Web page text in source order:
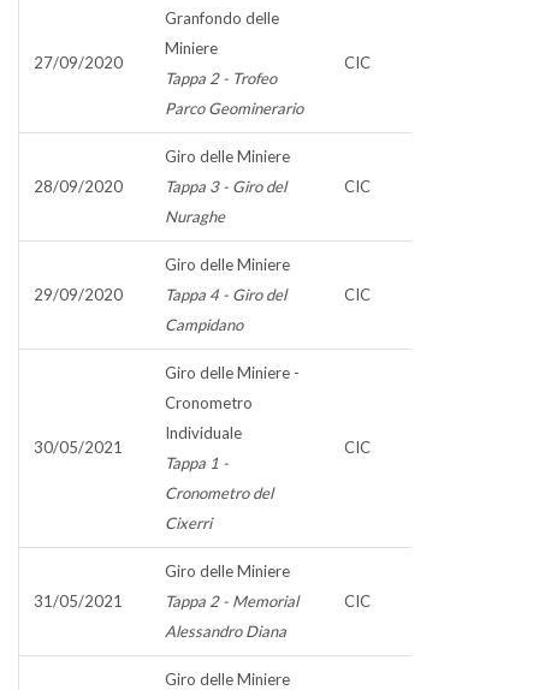
27/09/2020
Granfondo delle
Miniere
Tappa 2 - Trofeo
Parco Geominerario
CIC
28/09/2020
Giro delle Miniere
Tappa 3 - Giro del
Nuraghe
CIC
29/09/2020
Giro delle Miniere
Tappa 4 - Giro del
Campidano
CIC
30/05/2021
Giro delle Miniere -
Cronometro
Individuale
Tappa 1 -
Cronometro del
Cixerri
CIC
31/05/2021
Giro delle Miniere
Tappa 2 - Memorial
Alessandro Diana
CIC
Giro delle Miniere